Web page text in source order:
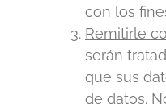
con los
Remitirle
serán
que sus
de datos.